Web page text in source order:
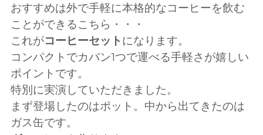
おすすめは外で手軽に本格的なコーヒーを飲む
ことができるこちら・・・
これがコーヒーセット になります。
コンパクトでカバン1つで運べる手軽さが嬉しい
ポイントです。
特別に実演していただきました。
まず登場したのはポット。中から出てきたのは
ガス缶です。